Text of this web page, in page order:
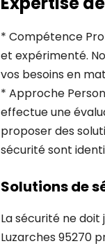
* Compétence
et expérimenté.
vos besoins en
* Approche
effectue une
proposer des
sécurité sont
Solutions de
La sécurité ne doit
Luzarches 95270